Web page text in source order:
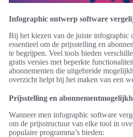
Infographic ontwerp software
Bij het kiezen van de juiste infographic
essentieel om de prijsstelling en
te begrijpen. Veel tools bieden
gratis versies met beperkte
abonnementen die uitgebreide
overzicht helpt bij het maken van een
Prijsstelling en
Wanneer men infographic software
om de prijsstructuur van elke tool in
populaire programma’s bieden: